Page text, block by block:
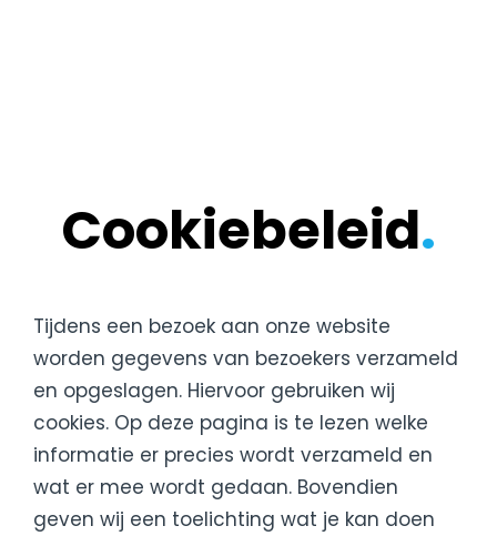
Cookiebeleid.
Tijdens een bezoek aan onze website
worden gegevens van bezoekers verzameld
en opgeslagen. Hiervoor gebruiken wij
cookies. Op deze pagina is te lezen welke
informatie er precies wordt verzameld en
wat er mee wordt gedaan. Bovendien
geven wij een toelichting wat je kan doen